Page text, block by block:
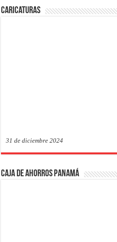
Caricaturas
31 de diciembre 2024
Caja de Ahorros Panamá